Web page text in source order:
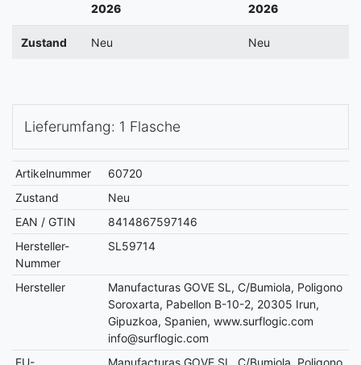
2026
2026
Zustand Neu Neu
Lieferumfang: 1 Flasche
Artikelnummer
60720
Zustand
Neu
EAN / GTIN
8414867597146
Hersteller-
Nummer
SL59714
Hersteller
Manufacturas GOVE SL, C/Bumiola, Poligono
Soroxarta, Pabellon B-10-2, 20305 Irun,
Gipuzkoa, Spanien, www.surflogic.com
info@surflogic.com
EU-
Manufacturas GOVE SL, C/Bumiola, Poligono